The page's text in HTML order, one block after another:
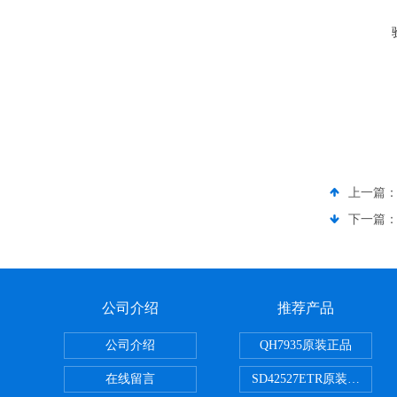
上一篇：
下一篇：
公司介绍
公司介绍
在线留言
推荐产品
QH7935原装正品
SD42527ETR原装正品